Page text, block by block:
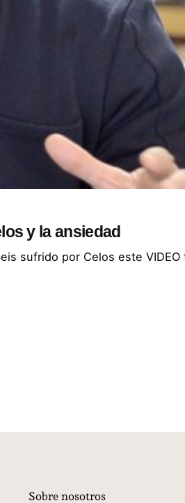
y la ansiedad
sufrido por Celos este
Sobre nosotros